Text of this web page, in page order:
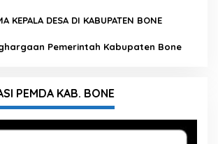
KEPALA DESA DI KABUPATEN BONE
Pemerintah Kabupaten Bone
PEMDA KAB. BONE